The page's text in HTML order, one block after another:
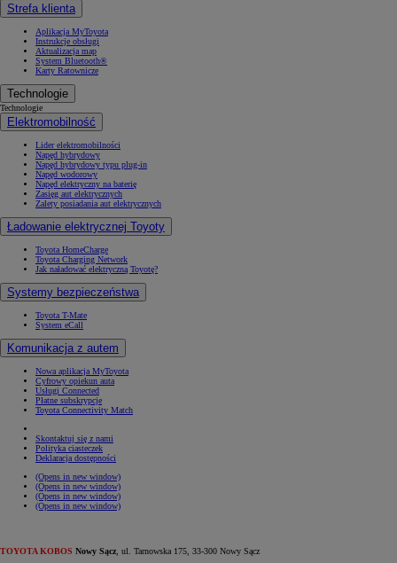
Strefa klienta
Aplikacja MyToyota
Instrukcje obsługi
Aktualizacja map
System Bluetooth®
Karty Ratownicze
Technologie
Technologie
Elektromobilność
Lider elektromobilności
Napęd hybrydowy
Napęd hybrydowy typu plug-in
Napęd wodorowy
Napęd elektryczny na baterię
Zasięg aut elektrycznych
Zalety posiadania aut elektrycznych
Ładowanie elektrycznej Toyoty
Toyota HomeCharge
Toyota Charging Network
Jak naładować elektryczną Toyotę?
Systemy bezpieczeństwa
Toyota T-Mate
System eCall
Komunikacja z autem
Nowa aplikacja MyToyota
Cyfrowy opiekun auta
Usługi Connected
Płatne subskrypcje
Toyota Connectivity Match
Skontaktuj się z nami
Polityka ciasteczek
Deklaracja dostępności
(Opens in new window)
(Opens in new window)
(Opens in new window)
(Opens in new window)
TOYOTA KOBOS Nowy Sącz , ul. Tarnowska 175, 33-300 Nowy Sącz